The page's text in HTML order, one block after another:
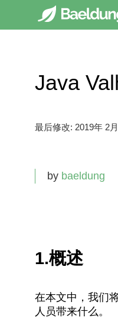
Java
最后修改: 2019年 2
by baeldung
1.概述
在本文中，我们
人员带来什么。